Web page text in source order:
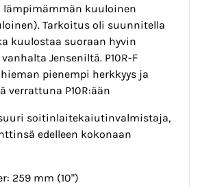
lämpimämmän kuuloinen
Tarkoitus oli suunnitella
kuulostaa suoraan hyvin
Jenseniltä. P10R-F
pienempi herkkyys ja
verrattuna P10R:ään
soitinlaitekaiutinvalmistaja,
edelleen kokonaan
259 mm (10")